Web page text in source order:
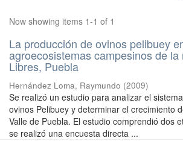
Now showing items 1-1 of 1
La producción de ovinos pelibuey
agroecosistemas campesinos de la
Libres, Puebla
Hernández Loma, Raymundo (2009)
Se realizó un estudio para analizar el
ovinos Pelibuey y determinar el crecimiento
Valle de Puebla. El estudio comprendió dos
se realizó una encuesta directa ...